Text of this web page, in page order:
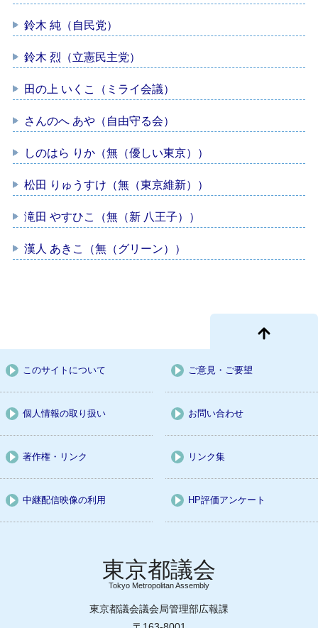
鈴木 純（自民党）
鈴木 烈（立憲民主党）
田の上 いくこ（ミライ会議）
さんのへ あや（自由守る会）
しのはら りか（無（優しい東京））
松田 りゅうすけ（無（東京維新））
滝田 やすひこ（無（新 八王子））
漢人 あきこ（無（グリーン））
このサイトについて ご意見・ご要望
個人情報の取り扱い お問い合わせ
著作権・リンク リンク集
中継配信映像の利用 HP評価アンケート
Tokyo Metropolitan Assembly
東京都議会議会局管理部広報課